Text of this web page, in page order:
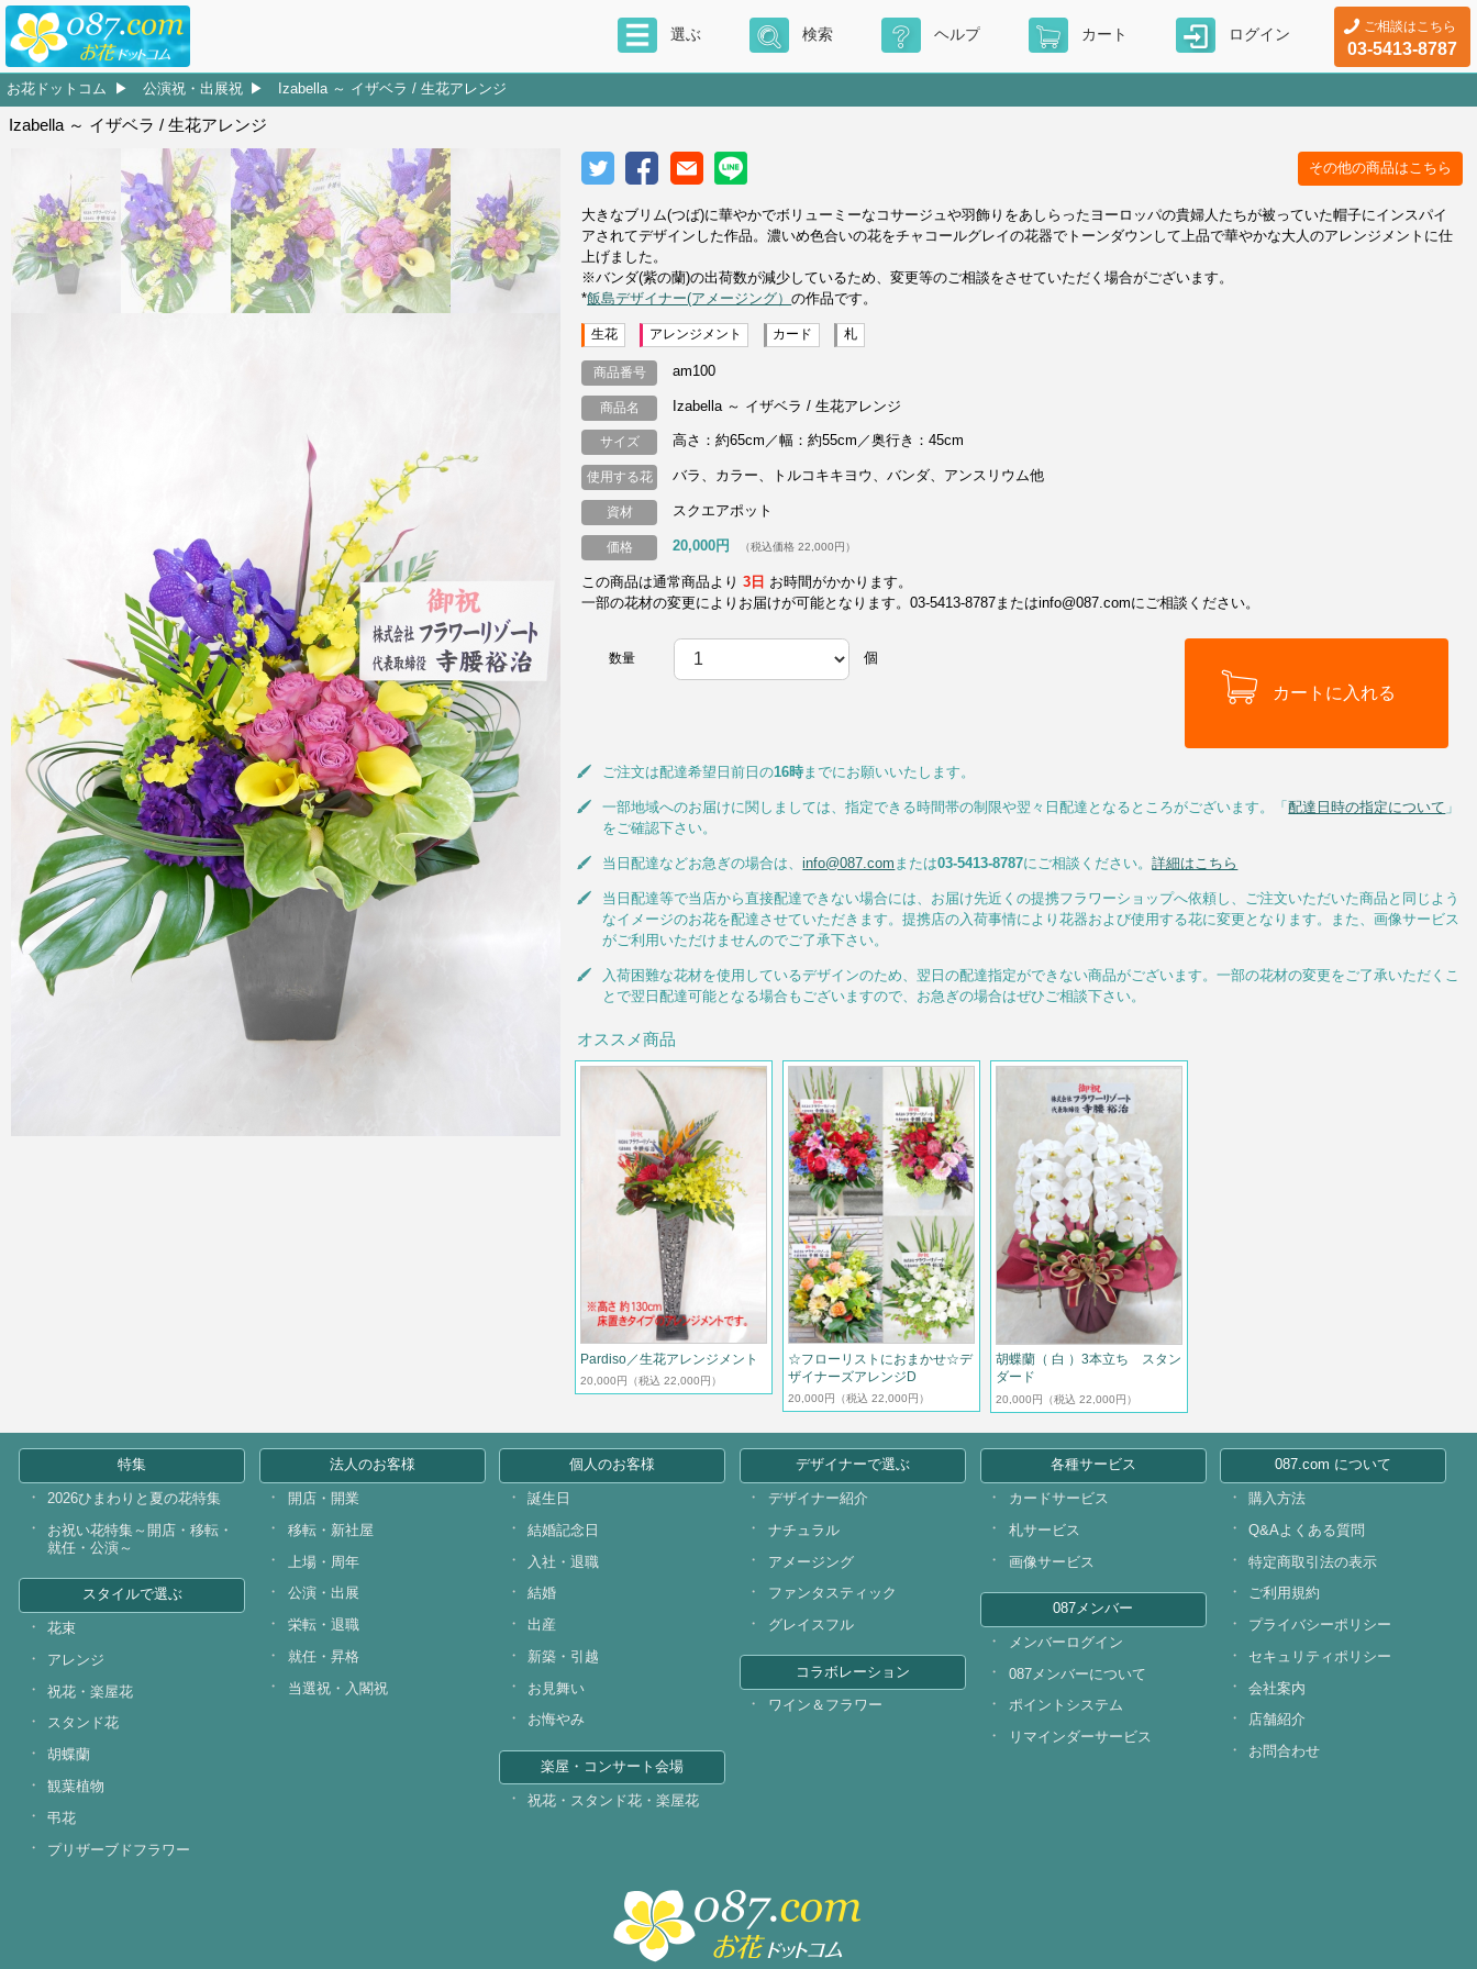
ご相談はこちら
03-5413-8787
選ぶ 検索 ヘルプ カート ログイン
お花ドットコム 公演祝・出展祝 Izabella ～ イザベラ / 生花アレンジ
Izabella ～ イザベラ / 生花アレンジ
その他の商品はこちら
大きなブリム(つば)に華やかでボリューミーなコサージュや羽飾りをあしらったヨーロッパの貴婦人たちが被っていた帽子にインスパイ
アされてデザインした作品。濃いめ色合いの花をチャコールグレイの花器でトーンダウンして上品で華やかな大人のアレンジメントに仕
上げました。
※バンダ(紫の蘭)の出荷数が減少しているため、変更等のご相談をさせていただく場合がございます。
*飯島デザイナー(アメージング）の作品です。
生花 アレンジメント カード 札
商品番号 am100
商品名 Izabella ～ イザベラ / 生花アレンジ
サイズ 高さ：約65cm／幅：約55cm／奥行き：45cm
使用する花 バラ、カラー、トルコキキヨウ、バンダ、アンスリウム他
資材 スクエアポット
価格 20,000円 （税込価格 22,000円）
この商品は通常商品より3日 お時間がかかります。
一部の花材の変更によりお届けが可能となります。03-5413-8787またはinfo@087.comにご相談ください。
数量 個
ご注文は配達希望日前日の16時までにお願いいたします。
一部地域へのお届けに関しましては、指定できる時間帯の制限や翌々日配達となるところがございます。「配達日時の指定について 」
をご確認下さい。
当日配達などお急ぎの場合は、info@087.com または03-5413-8787にご相談ください。詳細はこちら
当日配達等で当店から直接配達できない場合には、お届け先近くの提携フラワーショップへ依頼し、ご注文いただいた商品と同じよう
なイメージのお花を配達させていただきます。提携店の入荷事情により花器および使用する花に変更となります。また、画像サービス
がご利用いただけませんのでご了承下さい。
入荷困難な花材を使用しているデザインのため、翌日の配達指定ができない商品がございます。一部の花材の変更をご了承いただくこ
とで翌日配達可能となる場合もございますので、お急ぎの場合はぜひご相談下さい。
オススメ商品
Pardiso／生花アレンジメント
20,000円 （税込 22,000円）
☆フローリストにおまかせ☆デ
ザイナーズアレンジD
20,000円 （税込 22,000円）
胡蝶蘭（ 白 ）3本立ち スタン
ダード
20,000円 （税込 22,000円）
特集
2026ひまわりと夏の花特集
お祝い花特集～開店・移転・
就任・公演～
スタイルで選ぶ
花束
アレンジ
祝花・楽屋花
スタンド花
胡蝶蘭
観葉植物
弔花
プリザーブドフラワー
法人のお客様
開店・開業
移転・新社屋
上場・周年
公演・出展
栄転・退職
就任・昇格
当選祝・入閣祝
個人のお客様
誕生日
結婚記念日
入社・退職
結婚
出産
新築・引越
お見舞い
お悔やみ
楽屋・コンサート会場
祝花・スタンド花・楽屋花
デザイナーで選ぶ
デザイナー紹介
ナチュラル
アメージング
ファンタスティック
グレイスフル
コラボレーション
ワイン＆フラワー
各種サービス
カードサービス
札サービス
画像サービス
087メンバー
メンバーログイン
087メンバーについて
ポイントシステム
リマインダーサービス
087.com について
購入方法
Q&Aよくある質問
特定商取引法の表示
ご利用規約
プライバシーポリシー
セキュリティポリシー
会社案内
店舗紹介
お問合わせ